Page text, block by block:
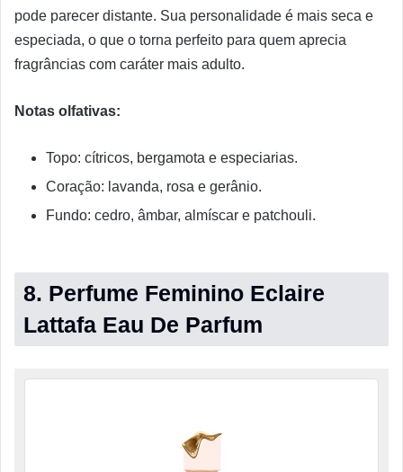
pode parecer distante. Sua personalidade é mais seca e
especiada, o que o torna perfeito para quem aprecia
fragrâncias com caráter mais adulto.
Notas olfativas:
Topo: cítricos, bergamota e especiarias.
Coração: lavanda, rosa e gerânio.
Fundo: cedro, âmbar, almíscar e patchouli.
8. Perfume Feminino Eclaire
Lattafa Eau De Parfum